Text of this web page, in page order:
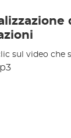
sul video che